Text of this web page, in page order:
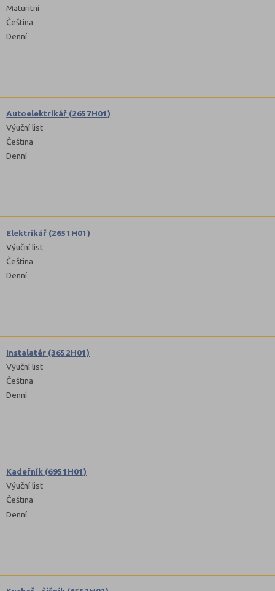
Maturitní
Čeština
Denní
Autoelektrikář (2657H01)
Výuční list
Čeština
Denní
Elektrikář (2651H01)
Výuční list
Čeština
Denní
Instalatér (3652H01)
Výuční list
Čeština
Denní
Kadeřník (6951H01)
Výuční list
Čeština
Denní